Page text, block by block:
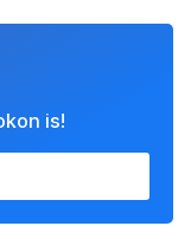
is!